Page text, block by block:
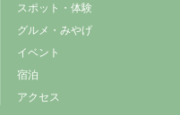
スポット・体験
グルメ・みやげ
イベント
宿泊
アクセス